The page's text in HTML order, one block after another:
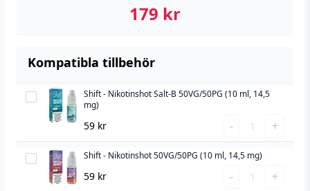
179 kr
Kompatibla tillbehör
Shift
Nikotinshot
Salt-
B
50VG/50PG
Shift - Nikotinshot Salt-B 50VG/50PG (10 ml, 14,5
mg)
59 kr -
Shift
-
Nikotinshot
Salt-
+
Shift
Shift - Nikotinshot 50VG/50PG (10 ml, 14,5 mg)
59 kr -
Shift
+